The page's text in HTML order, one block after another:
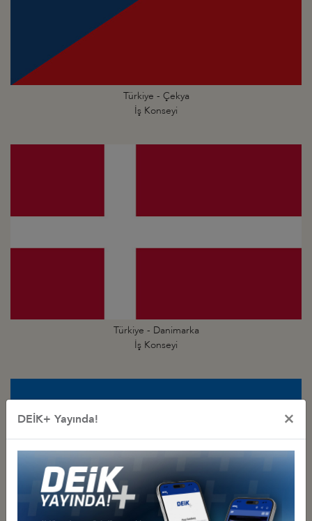
Türkiye - Çekya
İş Konseyi
Türkiye - Danimarka
İş Konseyi
DEİK+ Yayında! ×